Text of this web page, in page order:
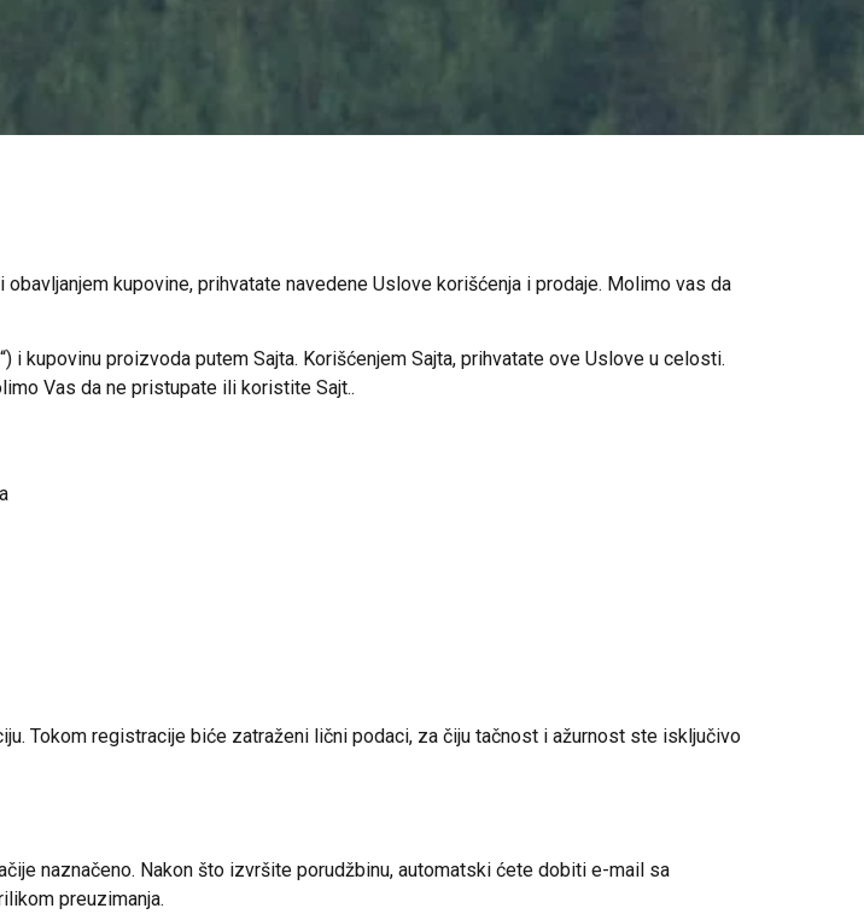
obavljanjem kupovine, prihvatate navedene Uslove korišćenja i prodaje. Molimo vas da
i kupovinu proizvoda putem Sajta. Korišćenjem Sajta, prihvatate ove Uslove u celosti.
Vas da ne pristupate ili koristite Sajt..
Tokom registracije biće zatraženi lični podaci, za čiju tačnost i ažurnost ste isključivo
naznačeno. Nakon što izvršite porudžbinu, automatski ćete dobiti e-mail sa
preuzimanja.